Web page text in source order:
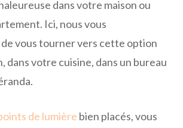
dans votre maison ou
Ici, nous vous
vous tourner vers cette option
dans votre cuisine, dans un bureau
de lumière bien placés, vous